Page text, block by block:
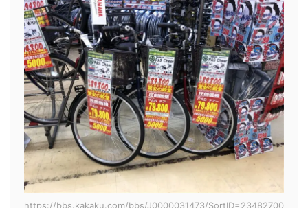
https://bbs.kakaku.com/bbs/J0000031473/SortID=23482700